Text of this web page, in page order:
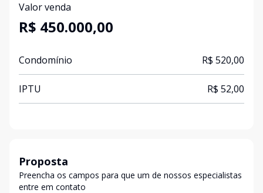
Valor venda
R$ 450.000,00
Condomínio R$ 520,00
IPTU R$ 52,00
Proposta
Preencha os campos para que um de nossos especialistas
entre em contato